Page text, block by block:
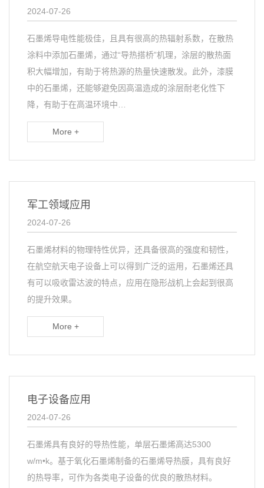
2024-07-26
石墨烯导电性能极佳，且具有很高的热辐射系数，在散热
涂料中添加石墨烯，通过“导热搭桥”机理，涂层的散热面
积大幅增加，有助于将热源的热量快速散发。此外，漆膜
中的石墨烯，还能够避免因高温造成的涂层耐老化性下
降，有助于在高温环境中…
More +
军工领域应用
2024-07-26
石墨烯材料的物理特性优异，还具备很高的强度和韧性，
在航空航天电子设备上可以得到广泛的运用，石墨烯还具
有可以吸收雷达波的特点，应用在隐形战机上会起到很高
的提升效果。
More +
电子设备应用
2024-07-26
石墨烯具有良好的导热性能，单层石墨烯高达5300
w/m•k。基于氧化石墨烯制备的石墨烯导热膜，具有良好
的热导率，可作为各类电子设备的优良的散热材料。